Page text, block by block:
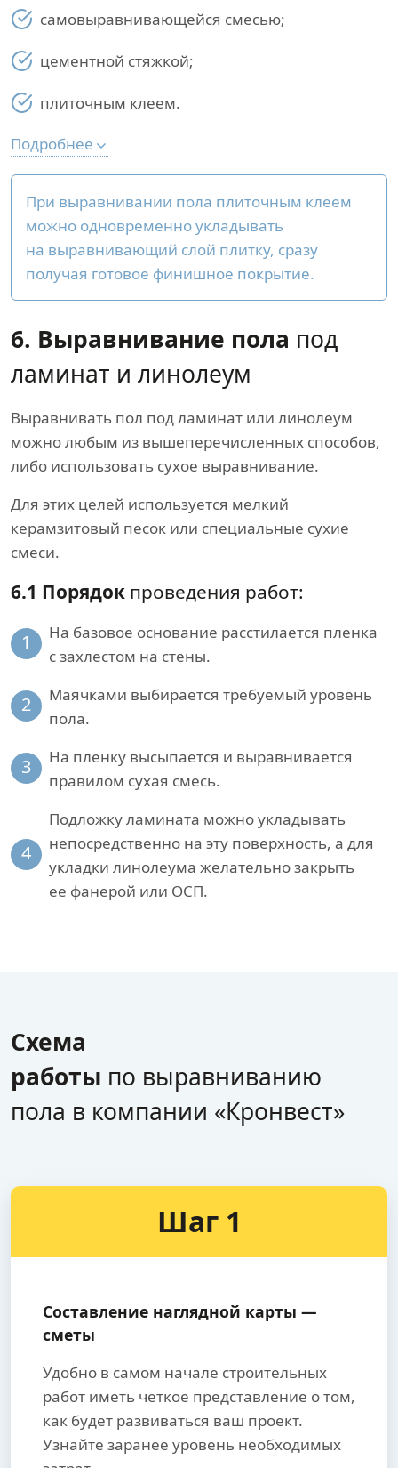
самовыравнивающейся смесью;
цементной стяжкой;
плиточным клеем.
Подробнее
При выравнивании пола плиточным клеем
можно одновременно укладывать
на выравнивающий слой плитку, сразу
получая готовое финишное покрытие.
6. Выравнивание пола под
ламинат и линолеум
Выравнивать пол под ламинат или линолеум
можно любым из вышеперечисленных способов,
либо использовать сухое выравнивание.
Для этих целей используется мелкий
керамзитовый песок или специальные сухие
смеси.
6.1 Порядок проведения работ:
1
На базовое основание расстилается пленка
с захлестом на стены.
2
Маячками выбирается требуемый уровень
пола.
3
На пленку высыпается и выравнивается
правилом сухая смесь.
4
Подложку ламината можно укладывать
непосредственно на эту поверхность, а для
укладки линолеума желательно закрыть
ее фанерой или ОСП.
Схема
работы по выравниванию
пола в компании «Кронвест»
Шаг 1
Составление наглядной карты —
сметы
Удобно в самом начале строительных
работ иметь четкое представление о том,
как будет развиваться ваш проект.
Узнайте заранее уровень необходимых